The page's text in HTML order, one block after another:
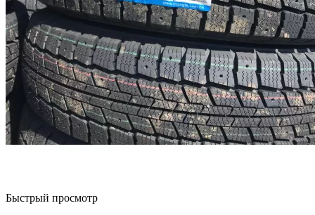
Быстрый просмотр